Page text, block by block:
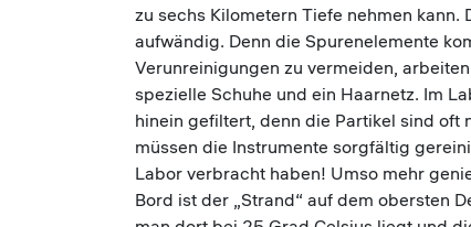
zu sechs Kilometern Tiefe nehmen
aufwändig. Denn die Spurenelemente
Verunreinigungen zu vermeiden,
spezielle Schuhe und ein Haarnetz. Im
hinein gefiltert, denn die Partikel sind oft
müssen die Instrumente sorgfältig
Labor verbracht haben! Umso mehr
Bord ist der „Strand“ auf dem obersten